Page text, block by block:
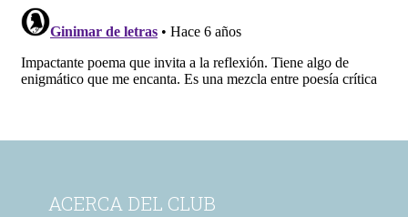
ACERCA DEL CLUB